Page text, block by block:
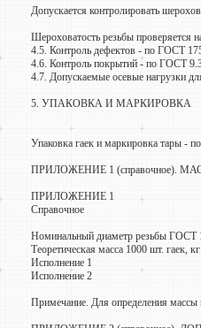
Допускается контролировать
Шероховатость резьбы проверяется
4.5. Контроль дефектов - по ГОСТ
4.6. Контроль покрытий - по ГОСТ
4.7. Допускаемые осевые нагрузки
5. УПАКОВКА И МАРКИРОВКА
Упаковка гаек и маркировка тары -
ПРИЛОЖЕНИЕ 1 (справочное).
ПРИЛОЖЕНИЕ 1
Справочное
Номинальный диаметр резьбы ГОСТ
Теоретическая масса 1000 шт. гаек, кг
Исполнение 1
Исполнение 2
Примечание. Для определения массы